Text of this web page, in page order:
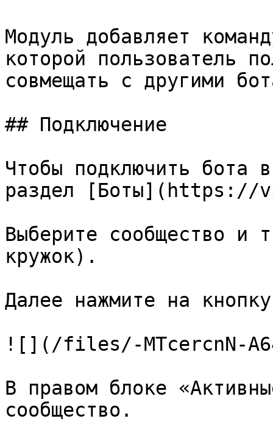
Модуль добавляет
которой пользователь
совмещать с другими
## Подключение
Чтобы подключить бота
раздел [Боты](https://
Выберите сообщество и
кружок).
Далее нажмите на
![](/files/-MTcercnN-
В правом блоке
сообщество.